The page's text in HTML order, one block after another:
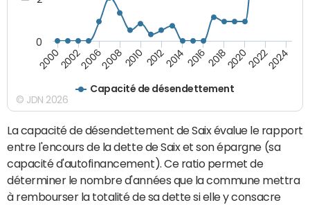
Capacité de désendettement
20002002200620082010 2012201420162018202020222024
0
© JDN 2026
La capacité de désendettement de Saix évalue le rapport
entre l'encours de la dette de Saix et son épargne (sa
capacité d'autofinancement). Ce ratio permet de
déterminer le nombre d'années que la commune mettra
à rembourser la totalité de sa dette si elle y consacre